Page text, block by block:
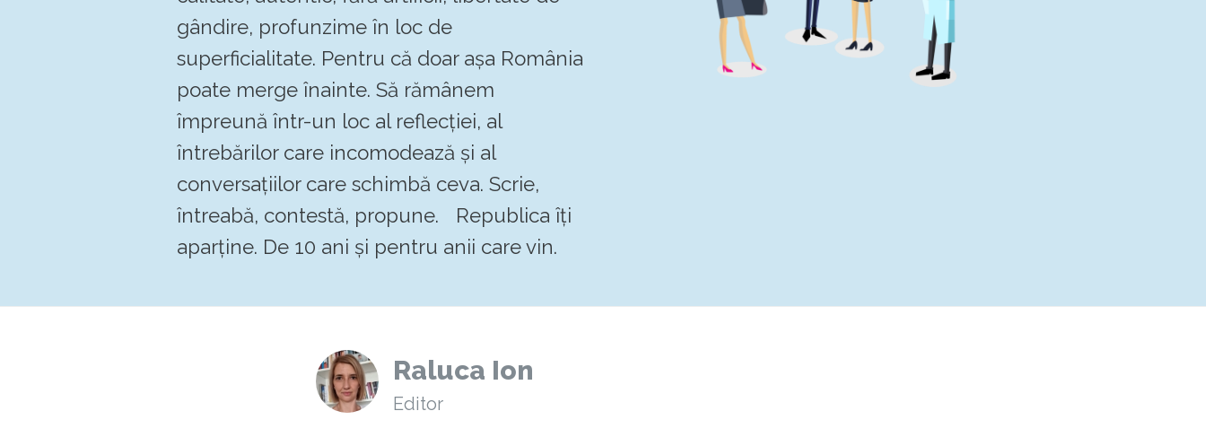
gândire, profunzime în loc de
superficialitate. Pentru că doar așa România
poate merge înainte. Să rămânem
împreună într-un loc al reflecției, al
întrebărilor care incomodează și al
conversațiilor care schimbă ceva. Scrie,
întreabă, contestă, propune. Republica îți
aparține. De 10 ani și pentru anii care vin.
Raluca Ion
Editor